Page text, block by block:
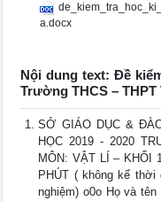
a.docx
Nội dung text: Đề
Trường THCS – THPT
SỞ GIÁO DỤC &
HỌC 2019 - 2020
MÔN: VẬT LÍ – KHỐI
PHÚT ( không kể thời
nghiệm) o0o Họ và